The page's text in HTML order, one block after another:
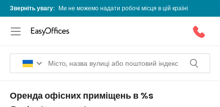
Зверніть увагу: Ми не можемо надати робочі місця в цій країні
Оренда офісних приміщень в %s